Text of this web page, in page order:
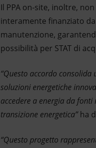
Il PPA on-site, inoltre,
interamente finanziato
manutenzione,
possibilità per STAT di
“Questo accordo consolida
soluzioni energetiche
accedere a energia da
transizione energetica”ha
“Questo progetto